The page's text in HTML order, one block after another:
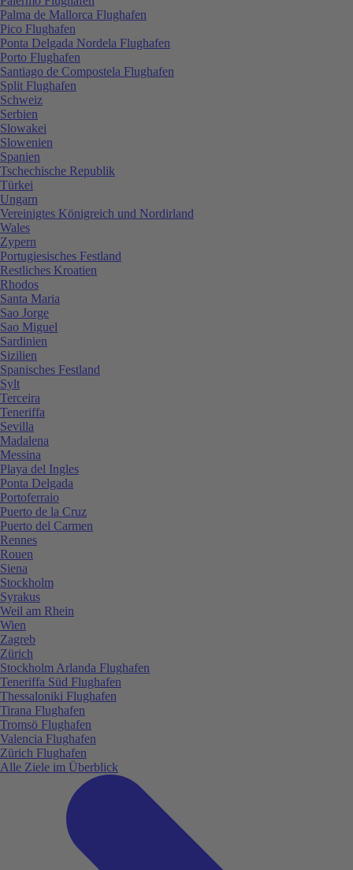
Palma de Mallorca Flughafen
Pico Flughafen
Ponta Delgada Nordela Flughafen
Porto Flughafen
Santiago de Compostela Flughafen
Split Flughafen
Schweiz
Serbien
Slowakei
Slowenien
Spanien
Tschechische Republik
Türkei
Ungarn
Vereinigtes Königreich und Nordirland
Wales
Zypern
Portugiesisches Festland
Restliches Kroatien
Rhodos
Santa Maria
Sao Jorge
Sao Miguel
Sardinien
Sizilien
Spanisches Festland
Sylt
Terceira
Teneriffa
Sevilla
Madalena
Messina
Playa del Ingles
Ponta Delgada
Portoferraio
Puerto de la Cruz
Puerto del Carmen
Rennes
Rouen
Siena
Stockholm
Syrakus
Weil am Rhein
Wien
Zagreb
Zürich
Stockholm Arlanda Flughafen
Teneriffa Süd Flughafen
Thessaloniki Flughafen
Tirana Flughafen
Tromsö Flughafen
Valencia Flughafen
Zürich Flughafen
Alle Ziele im Überblick